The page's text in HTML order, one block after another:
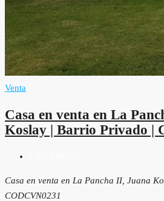
Venta
Casa en venta en La
Koslay | Barrio Privado |
Casa en venta en La Pancha II, Juana
CODCVN0231